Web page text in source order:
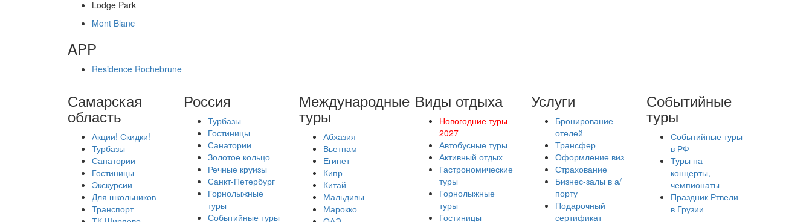
Lodge Park
Mont Blanc
APP
Residence Rochebrune
Самарская
область
Акции! Скидки!
Турбазы
Санатории
Гостиницы
Экскурсии
Для школьников
Транспорт
Россия
Турбазы
Гостиницы
Санатории
Золотое кольцо
Речные круизы
Санкт-Петербург
Горнолыжные
туры
Событийные туры
Международные
туры
Абхазия
Вьетнам
Египет
Кипр
Китай
Мальдивы
Марокко
Виды отдыха
Новогодние туры
2027
Автобусные туры
Активный отдых
Гастрономические
туры
Горнолыжные
туры
Гостиницы
Услуги
Бронирование
отелей
Трансфер
Оформление виз
Страхование
Бизнес-залы в а/
порту
Подарочный
сертификат
Событийные
туры
Событийные туры
в РФ
Туры на
концерты,
чемпионаты
Праздник Ртвели
в Грузии